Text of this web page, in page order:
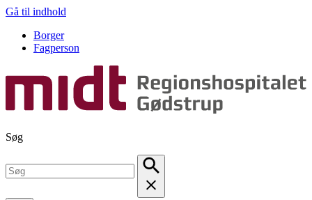
Gå til indhold
Borger
Fagperson
Søg